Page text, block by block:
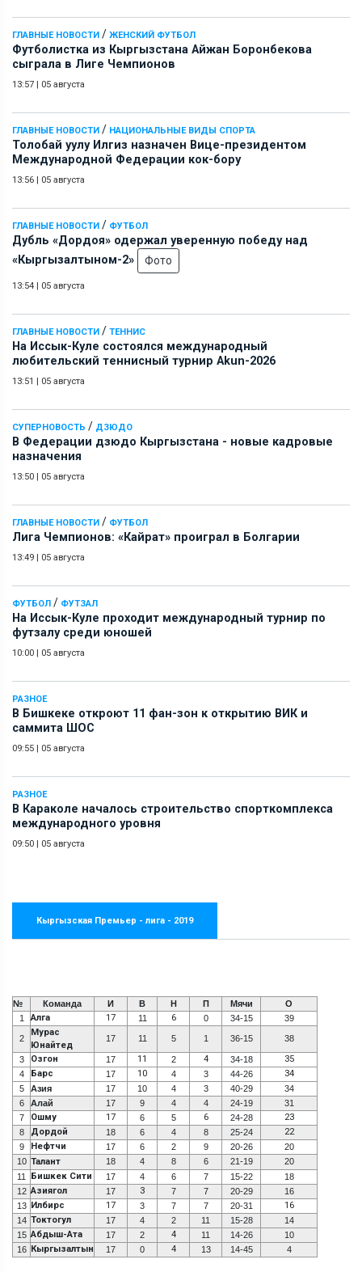
ГЛАВНЫЕ НОВОСТИ / ЖЕНСКИЙ ФУТБОЛ
Футболистка из Кыргызстана Айжан Боронбекова
сыграла в Лиге Чемпионов
13:57 | 05 августа
ГЛАВНЫЕ НОВОСТИ / НАЦИОНАЛЬНЫЕ ВИДЫ СПОРТА
Толобай уулу Илгиз назначен Вице-президентом
Международной Федерации кок-бору
13:56 | 05 августа
ГЛАВНЫЕ НОВОСТИ / ФУТБОЛ
Дубль «Дордоя» одержал уверенную победу над
«Кыргызалтыном-2»
Фото
13:54 | 05 августа
ГЛАВНЫЕ НОВОСТИ / ТЕННИС
На Иссык-Куле состоялся международный
любительский теннисный турнир Akun-2026
13:51 | 05 августа
СУПЕРНОВОСТЬ / ДЗЮДО
В Федерации дзюдо Кыргызстана - новые кадровые
назначения
13:50 | 05 августа
ГЛАВНЫЕ НОВОСТИ / ФУТБОЛ
Лига Чемпионов: «Кайрат» проиграл в Болгарии
13:49 | 05 августа
ФУТБОЛ / ФУТЗАЛ
На Иссык-Куле проходит международный турнир по
футзалу среди юношей
10:00 | 05 августа
РАЗНОЕ
В Бишкеке откроют 11 фан-зон к открытию ВИК и
саммита ШОС
09:55 | 05 августа
РАЗНОЕ
В Караколе началось строительство спорткомплекса
международного уровня
09:50 | 05 августа
Кыргызская Премьер - лига - 2019
№ Команда И В Н П Мячи
О
1
Алга 17 11 6 0 34-15 39
2
Мурас
Юнайтед
17 11 5 1 36-15 38
3 Озгон 17 11 2 4 34-18 35
4 Барс 17 10 4 3 44-26 34
5 Азия 17 10 4 3 40-29
34
6
Алай 17 9 4 4 24-19
31
7
Ошму 17 6 5 6 24-28 23
8 Дордой 18 6 4 8 25-24 22
9 Нефтчи 17 6 2 9 20-26
20
10 Талант 18 4 8 6 21-19
20
11
Бишкек Сити 17 4 6 7 15-22
18
12 Азиягол 17 3 7 7 20-29
16
13 Илбирс 17 3 7 7 20-31 16
14 Токтогул 17 4 2 11 15-28
14
15 Абдыш-Ата 17 2 4 11 14-26
10
16 Кыргызалтын 17 0 4 13 14-45 4